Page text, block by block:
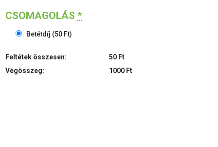
CSOMAGOLÁS *
Betétdíj (50 Ft)
Feltétek összesen:
50 Ft
Végösszeg:
1000 Ft